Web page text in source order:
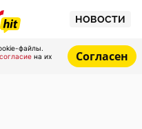
НОВОСТИ
файлы.
согласие на их
Согласен